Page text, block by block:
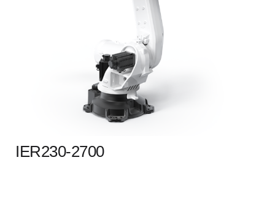
IER230-2700